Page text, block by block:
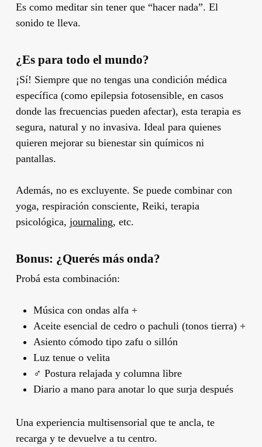
Es como meditar sin tener que “hacer nada”. El
sonido te lleva.
¿Es para todo el mundo?
¡Sí! Siempre que no tengas una condición médica
específica (como epilepsia fotosensible, en casos
donde las frecuencias pueden afectar), esta terapia es
segura, natural y no invasiva. Ideal para quienes
quieren mejorar su bienestar sin químicos ni
pantallas.
Además, no es excluyente. Se puede combinar con
yoga, respiración consciente, Reiki, terapia
psicológica, journaling, etc.
Bonus: ¿Querés más onda?
Probá esta combinación:
Música con ondas alfa +
Aceite esencial de cedro o pachuli (tonos tierra) +
Asiento cómodo tipo zafu o sillón
Luz tenue o velita
‍♂️ Postura relajada y columna libre
Diario a mano para anotar lo que surja después
Una experiencia multisensorial que te ancla, te
recarga y te devuelve a tu centro.